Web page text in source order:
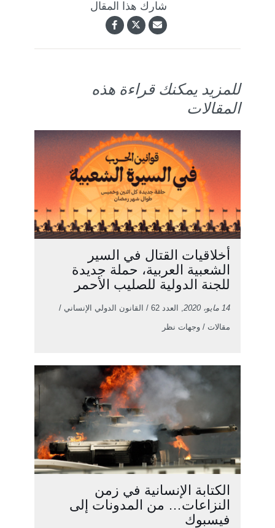
شارك هذا المقال
للمزيد يمكنك قراءة هذه
المقالات
أخلاقيات القتال في السير
الشعبية العربية، حملة جديدة
للجنة الدولية للصليب الأحمر
14 مايو، 2020 , العدد 62 / القانون الدولي الإنساني /
مقالات / وجهات نظر
الكتابة الإنسانية في زمن
النزاعات… من المدونات إلى
فيسبوك